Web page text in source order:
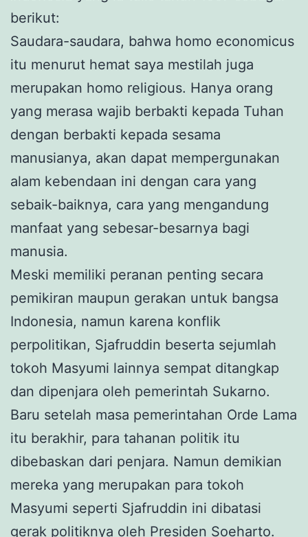
berikut:
Saudara-saudara, bahwa homo economicus
itu menurut hemat saya mestilah juga
merupakan homo religious. Hanya orang
yang merasa wajib berbakti kepada Tuhan
dengan berbakti kepada sesama
manusianya, akan dapat mempergunakan
alam kebendaan ini dengan cara yang
sebaik-baiknya, cara yang mengandung
manfaat yang sebesar-besarnya bagi
manusia.
Meski memiliki peranan penting secara
pemikiran maupun gerakan untuk bangsa
Indonesia, namun karena konflik
perpolitikan, Sjafruddin beserta sejumlah
tokoh Masyumi lainnya sempat ditangkap
dan dipenjara oleh pemerintah Sukarno.
Baru setelah masa pemerintahan Orde Lama
itu berakhir, para tahanan politik itu
dibebaskan dari penjara. Namun demikian
mereka yang merupakan para tokoh
Masyumi seperti Sjafruddin ini dibatasi
gerak politiknya oleh Presiden Soeharto.